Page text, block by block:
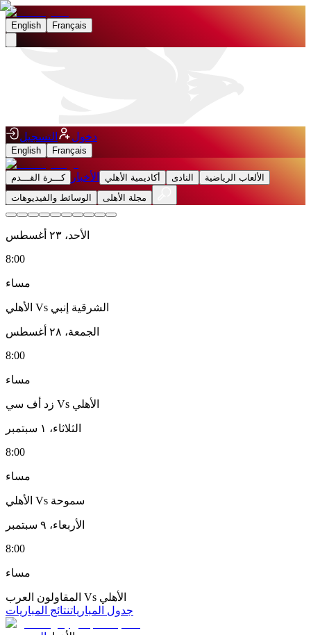
English Français
دخول التسجيل
English Français
كـــرة القـــدم الأخبار أكاديمية الأهلي النادى
الألعاب الرياضية
الوسائط والفيديوهات
مجلة الأهلى
الأحد، ٢٣ أغسطس
8:00
مساء
الأهلي Vs الشرقية إنبي
الجمعة، ٢٨ أغسطس
8:00
مساء
زد أف سي Vs الأهلي
الثلاثاء، ١ سبتمبر
8:00
مساء
الأهلي Vs سموحة
الأربعاء، ٩ سبتمبر
8:00
مساء
المقاولون العرب Vs الأهلي
جدول المبارياتنتائج المباريات